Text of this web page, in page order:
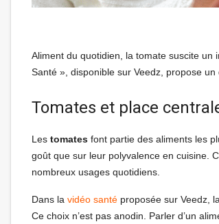
Aliment du quotidien, la tomate suscite un
Santé », disponible sur Veedz, propose
Tomates et place
Les tomates font partie des aliments les
goût que sur leur polyvalence en cuisine.
nombreux usages quotidiens.
Dans la vidéo santé proposée sur Veedz,
Ce choix n’est pas anodin. Parler d’un